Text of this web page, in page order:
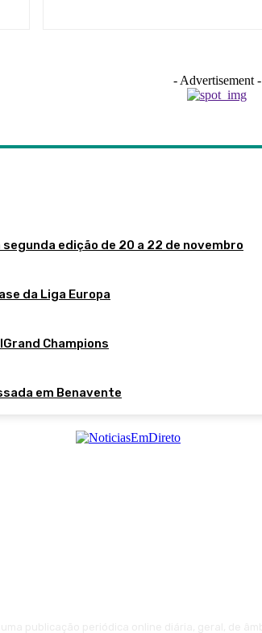
- Advertisement -
edição de 20 a 22 de novembro
da Liga Europa
Champions
em Benavente